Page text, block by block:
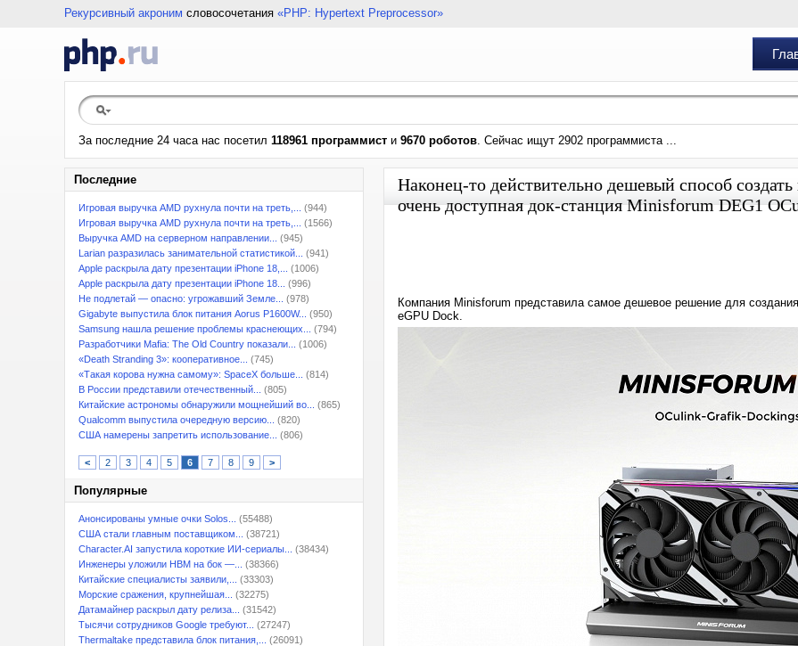
Рекурсивный акроним словосочетания «PHP: Hypertext Preprocessor»
За последние 24 часа нас посетил 118961 программист и 9670 роботов. Сейчас ищут 2902 программиста ...
Последние
Игровая выручка AMD рухнула почти на треть,...
(944)
Игровая выручка AMD рухнула почти на треть,...
(1566)
Выручка AMD на серверном направлении...
(945)
Larian разразилась занимательной статистикой...
(941)
Apple раскрыла дату презентации iPhone 18,...
(1006)
Apple раскрыла дату презентации iPhone 18...
(996)
Не подлетай — опасно: угрожавший Земле...
(978)
Gigabyte выпустила блок питания Aorus P1600W...
(950)
Samsung нашла решение проблемы краснеющих...
(794)
Разработчики Mafia: The Old Country показали...
(1006)
«Death Stranding 3»: кооперативное...
(745)
«Такая корова нужна самому»: SpaceX больше...
(814)
В России представили отечественный...
(805)
Китайские астрономы обнаружили мощнейший во...
(865)
Qualcomm выпустила очередную версию...
(820)
США намерены запретить использование...
(806)
< 2 3 4 5 6 7 8 9 >
Популярные
Анонсированы умные очки Solos...
(55488)
США стали главным поставщиком...
(38721)
Character.AI запустила короткие ИИ-сериалы...
(38434)
Инженеры уложили HBM на бок —...
(38366)
Китайские специалисты заявили,...
(33303)
Морские сражения, крупнейшая...
(32275)
Датамайнер раскрыл дату релиза...
(31542)
Тысячи сотрудников Google требуют...
(27247)
Thermaltake представила блок питания,...
(26091)
Наконец-то действительно дешевый способ
очень доступная док-станция Minisforum DEG1
Компания Minisforum представила самое дешевое решение для
eGPU Dock.